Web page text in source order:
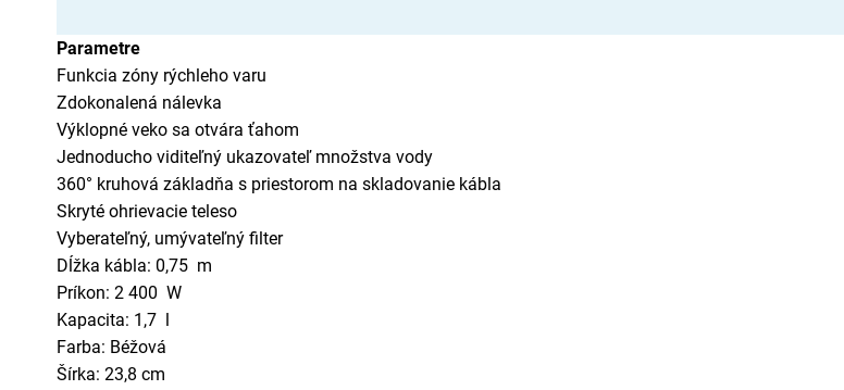
Parametre
Funkcia zóny rýchleho varu
Zdokonalená nálevka
Výklopné veko sa otvára ťahom
Jednoducho viditeľný ukazovateľ množstva vody
360° kruhová základňa s priestorom na skladovanie kábla
Skryté ohrievacie teleso
Vyberateľný, umývateľný filter
Dĺžka kábla: 0,75 m
Príkon: 2 400 W
Kapacita: 1,7 l
Farba: Béžová
Šírka: 23,8 cm